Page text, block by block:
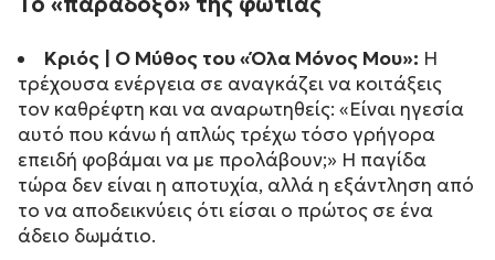
Κριός | Ο Μύθος του «Όλα Μόνος Μου»: Η
τρέχουσα ενέργεια σε αναγκάζει να κοιτάξεις
τον καθρέφτη και να αναρωτηθείς: «Είναι ηγεσία
αυτό που κάνω ή απλώς τρέχω τόσο γρήγορα
επειδή φοβάμαι να με προλάβουν;» Η παγίδα
τώρα δεν είναι η αποτυχία, αλλά η εξάντληση από
το να αποδεικνύεις ότι είσαι ο πρώτος σε ένα
άδειο δωμάτιο.